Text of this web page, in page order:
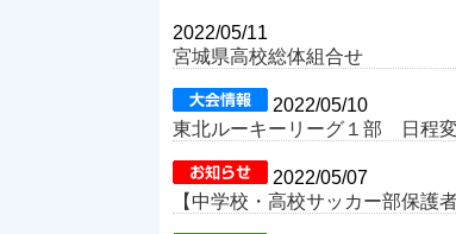
2022/05/11
宮城県高校総体組合せ
2022/05/10
東北ルーキーリーグ１部 日程
2022/05/07
【中学校・高校サッカー部保